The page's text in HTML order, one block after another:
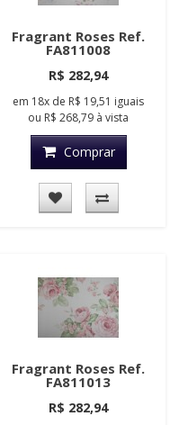
Fragrant Roses Ref.
FA811008
R$ 282,94
em 18x de R$ 19,51 iguais
ou R$ 268,79 à vista
Comprar
Fragrant Roses Ref.
FA811013
R$ 282,94